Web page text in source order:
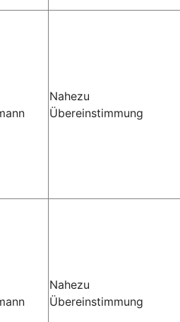
Nahezu
Übereinstimmung
Nahezu
Übereinstimmung